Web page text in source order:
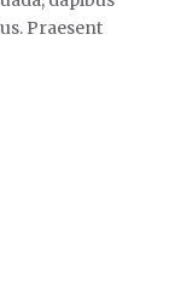
Praesent